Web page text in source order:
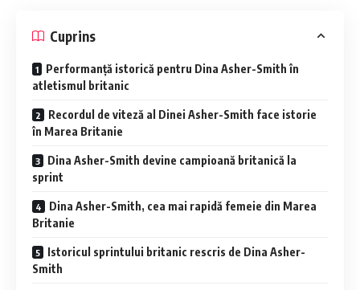
Cuprins
Performanță istorică pentru Dina Asher-Smith în
atletismul britanic
Recordul de viteză al Dinei Asher-Smith face istorie
în Marea Britanie
Dina Asher-Smith devine campioană britanică la
sprint
Dina Asher-Smith, cea mai rapidă femeie din Marea
Britanie
Istoricul sprintului britanic rescris de Dina Asher-
Smith